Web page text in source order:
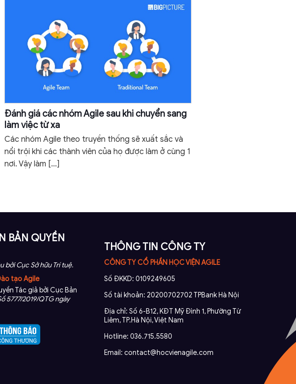
Đánh giá các nhóm Agile sau khi chuyển sang
làm việc từ xa
Các nhóm Agile theo truyền thống sẽ xuất sắc và
nổi trội khi các thành viên của họ được làm ở cùng 1
nơi. Vậy làm […]
BẢN QUYỀN
bởi Cục Sở hữu Trí tuệ.
tạo Agile
Tác giả bởi Cục Bản
5777/2019/QTG ngày
THÔNG TIN CÔNG TY
CÔNG TY CỔ PHẦN HỌC VIỆN AGILE
Số ĐKKD: 0109249605
Số tài khoản: 20200702702 TPBank Hà Nội
Địa chỉ: Số 6-B12, KĐT Mỹ Đình 1, Phường Từ
Liêm, TP.Hà Nội, Việt Nam
Hotline: 036.715.5580
Email: contact@hocvienagile.com